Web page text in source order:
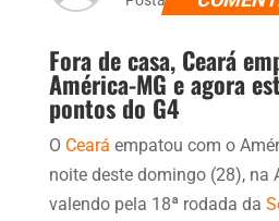
Fora de casa, Ceará
América-MG e agora
pontos do G4
O Ceará empatou com o
noite deste domingo (28), na
valendo pela 18ª rodada da